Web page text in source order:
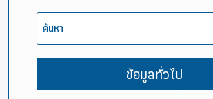
ข้อมูลทั่วไป